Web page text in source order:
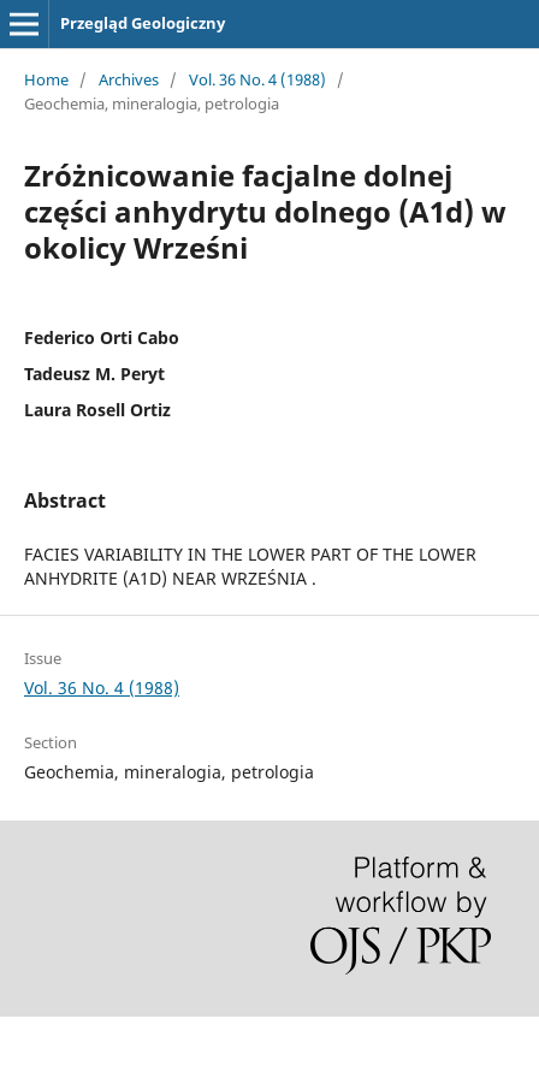
Przegląd Geologiczny
Home / Archives / Vol. 36 No. 4 (1988)
/
Geochemia, mineralogia, petrologia
Zróżnicowanie facjalne dolnej
części anhydrytu dolnego (A1d) w
okolicy Wrześni
Federico Orti Cabo
Tadeusz M. Peryt
Laura Rosell Ortiz
Abstract
FACIES VARIABILITY IN THE LOWER PART OF THE LOWER
ANHYDRITE (A1D) NEAR WRZEŚNIA .
Issue
Vol. 36 No. 4 (1988)
Section
Geochemia, mineralogia, petrologia